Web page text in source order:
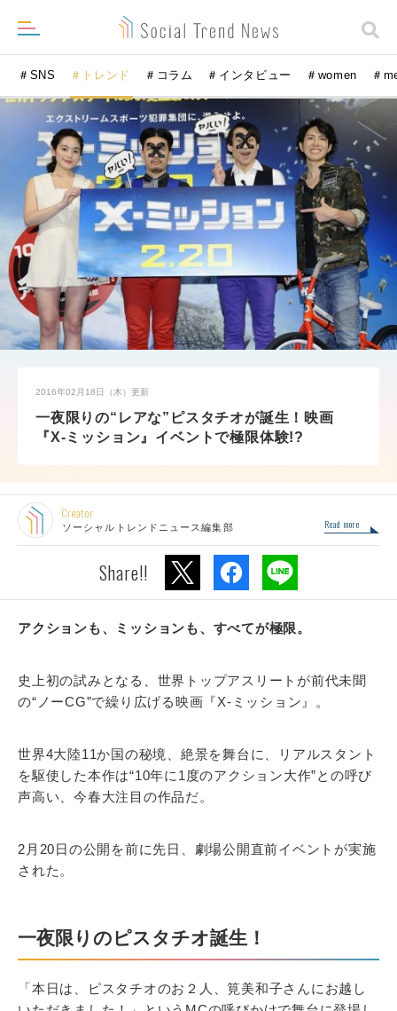
＃SNS ＃トレンド ＃コラム ＃インタビュー ＃women ＃
2016年02月18日（木） 更新
一夜限りの“レアな”ピスタチオが誕生！映画
『X-ミッション』イベントで極限体験!?
Creator
ソーシャルトレンドニュース編集部 Read more
Share!!
アクションも、ミッションも、すべてが極限。
史上初の試みとなる、世界トップアスリートが前代未聞
の“ノーCG”で繰り広げる映画『X-ミッション』。
世界4大陸11か国の秘境、絶景を舞台に、リアルスタント
を駆使した本作は“10年に1度のアクション大作”との呼び
声高い、今春大注目の作品だ。
2月20日の公開を前に先日、劇場公開直前イベントが実施
された。
一夜限りのピスタチオ誕生！
「本日は、ピスタチオのお２人、筧美和子さんにお越し